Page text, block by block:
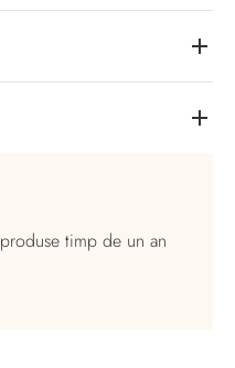
produse timp de un an